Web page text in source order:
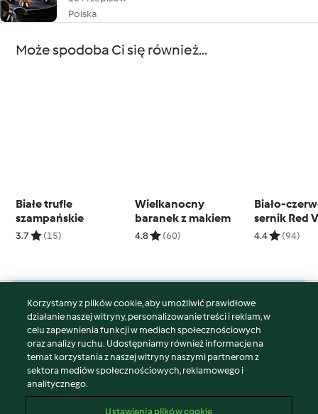
Polska
Może spodoba Ci się również...
Białe trufle
szampańskie
3.7 (15)
Wielkanocny
baranek z makiem
4.8 (60)
Biało-
sernik Red
4.4 (94)
© Copyright 2026
Warunki korzystania
Polityka prywatności
Disclaimer
Znak wydawcy
Korzystamy z plików cookie, aby umożliwić prawidłowe
działanie naszej witryny, personalizowanie treści i reklam, w
celu zapewnienia funkcji w mediach społecznościowych
oraz analizy ruchu. Udostępniamy również informacje na
temat korzystania z naszej witryny naszymi partnerom z
sektora mediów społecznościowych, reklamowego i
analitycznego.
Ustawienia plików cookie